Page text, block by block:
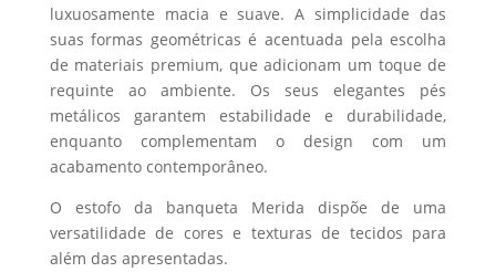
luxuosamente macia e suave. A simplicidade das
suas formas geométricas é acentuada pela escolha
de materiais premium, que adicionam um toque de
requinte ao ambiente. Os seus elegantes pés
metálicos garantem estabilidade e durabilidade,
enquanto complementam o design com um
acabamento contemporâneo.
O estofo da banqueta Merida dispõe de uma
versatilidade de cores e texturas de tecidos para
além das apresentadas.